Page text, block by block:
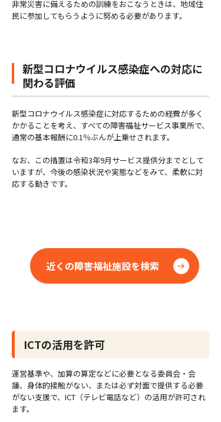
非常災害に備えるための訓練をおこなうときは、地域住
民に参加してもらうように努める必要があります。
新型コロナウイルス感染症への対応に
関わる評価
新型コロナウイルス感染症に対応するための経費が多く
かかることを考え、すべての障害福祉サービス事業所で、
通常の基本報酬に0.1％ぶんが上乗せされます。
なお、この措置は令和3年9月サービス提供分までとして
いますが、今後の感染状況や実態などをみて、柔軟に対
応する動きです。
近くの障害福祉施設を検索
ICTの活用を許可
運営基準や、加算の算定などに必要となる委員会・会
議、身体的接触がない、または必ず対面で提供する必要
がない支援で、ICT（テレビ電話など）の活用が許可され
ます。